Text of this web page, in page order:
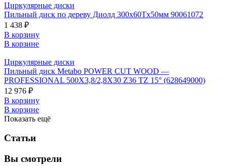
Циркулярные диски
Пильный диск по дереву Диолд 300x60Tx50мм 90061072
1 438 ₽
В корзину
В корзине
Циркулярные диски
Пильный диск Metabo POWER CUT WOOD —
PROFESSIONAL 500X3,8/2,8X30 Z36 TZ 15° (628649000)
12 976 ₽
В корзину
В корзине
Показать ещё
Статьи
Вы смотрели